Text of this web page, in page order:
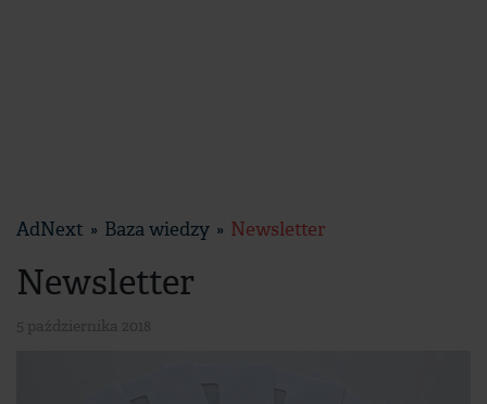
AdNext Baza wiedzy Newsletter
Newsletter